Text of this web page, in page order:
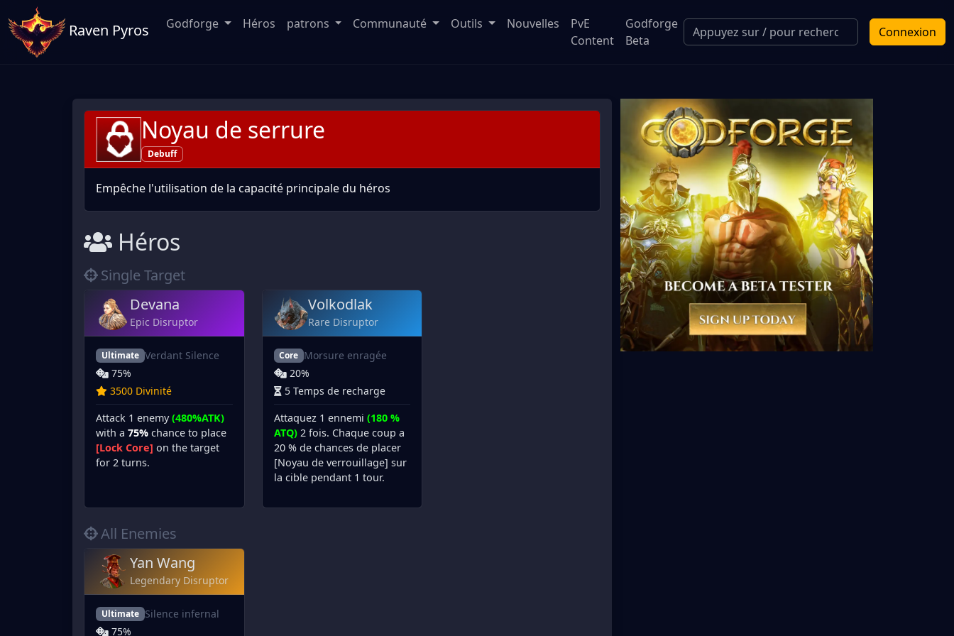
Raven Pyros Connexion
Godforge Héros patrons Communauté Outils Nouvelles
PvE
Content
Godforge
Beta
Noyau de serrure
Debuff
Empêche l'utilisation de la capacité principale du héros
Héros
Single Target
Devana
Epic Disruptor
Ultimate Verdant Silence
75%
3500 Divinité
Attack 1 enemy(480%ATK)
with a 75% chance to place
[Lock Core] on the target
for 2 turns.
Volkodlak
Rare Disruptor
Core Morsure enragée
20%
5 Temps de recharge
Attaquez 1 ennemi (180 %
ATQ)2 fois. Chaque coup a
20 % de chances de placer
[Noyau de verrouillage] sur
la cible pendant 1 tour.
All Enemies
Yan Wang
Legendary Disruptor
Ultimate Silence infernal
75%